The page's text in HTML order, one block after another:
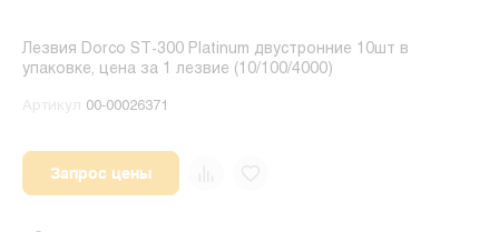
Лезвия Dorco ST-300 Platinum двустронние 10шт в
упаковке, цена за 1 лезвие (10/100/4000)
Артикул 00-00026371
Запрос цены